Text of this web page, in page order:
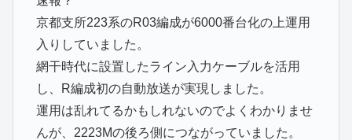
京都支所223系のR03編成が6000番台化の上運用
入りしていました。
網干時代に設置したライン入力ケーブルを活用
し、R編成初の自動放送が実現しました。
運用は乱れてるかもしれないのでよくわかりませ
んが、2223Mの後ろ側につながっていました。